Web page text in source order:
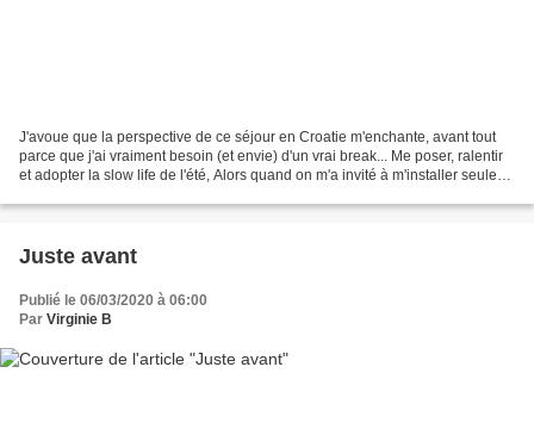
J'avoue que la perspective de ce séjour en Croatie m'enchante, avant tout
parce que j'ai vraiment besoin (et envie) d'un vrai break... Me poser, ralentir
et adopter la slow life de l'été, Alors quand on m'a invité à m'installer seule
Juste avant
Publié le 06/03/2020 à 06:00
Par Virginie B